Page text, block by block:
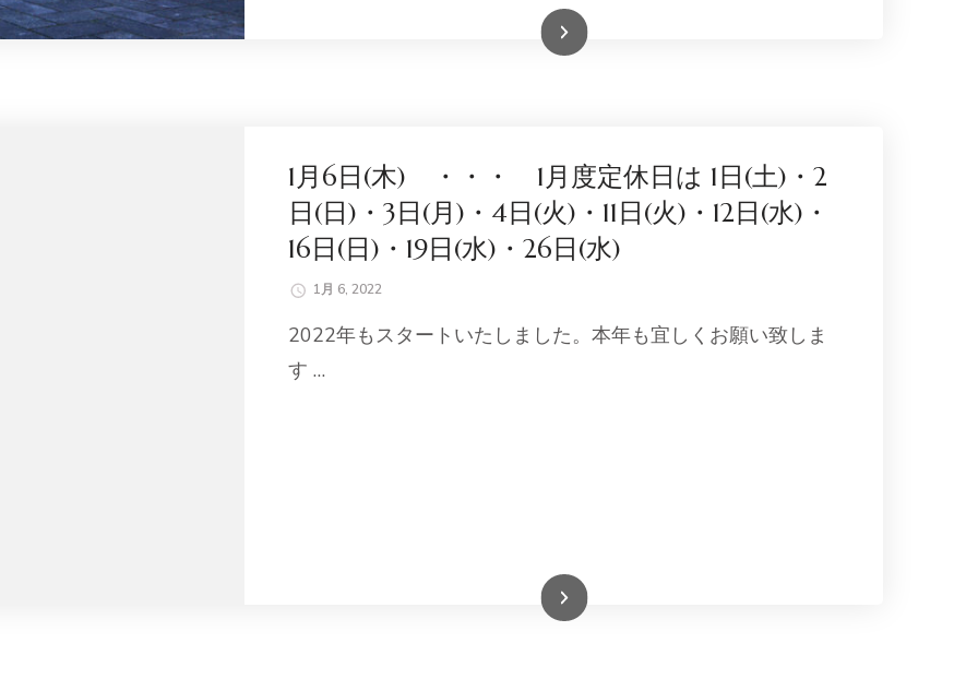
続きを読む
1月6日(木) ・・・ 1月度定休日は 1日(土)・2
日(日)・3日(月)・4日(火)・11日(火)・12日(水)・
16日(日)・19日(水)・26日(水)
1月 6, 2022
2022年もスタートいたしました。本年も宜しくお願い致しま
す …
続きを読む